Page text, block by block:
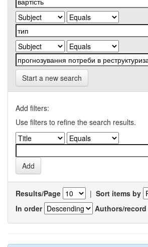
Start a new search
Add filters:
Use filters to refine the search results.
Results/Page | Sort items by
In order
Authors/record